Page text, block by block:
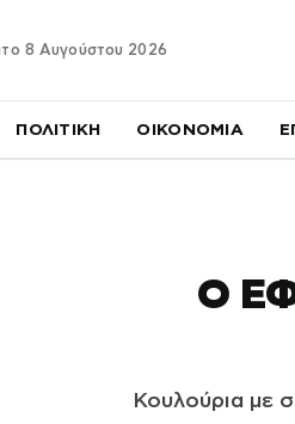
8 Αυγούστου 2026
ΠΟΛΙΤΙΚΗ ΟΙΚΟΝΟΜΙΑ
Ο
Κουλούρια με